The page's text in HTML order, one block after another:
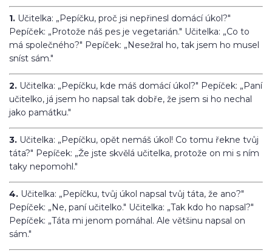
1. Učitelka: „Pepíčku, proč jsi nepřinesl domácí úkol?"
Pepíček: „Protože náš pes je vegetarián." Učitelka: „Co to
má společného?" Pepíček: „Nesežral ho, tak jsem ho musel
sníst sám."
2. Učitelka: „Pepíčku, kde máš domácí úkol?" Pepíček: „Paní
učitelko, já jsem ho napsal tak dobře, že jsem si ho nechal
jako památku."
3. Učitelka: „Pepíčku, opět nemáš úkol! Co tomu řekne tvůj
táta?" Pepíček: „Že jste skvělá učitelka, protože on mi s ním
taky nepomohl."
4. Učitelka: „Pepíčku, tvůj úkol napsal tvůj táta, že ano?"
Pepíček: „Ne, paní učitelko." Učitelka: „Tak kdo ho napsal?"
Pepíček: „Táta mi jenom pomáhal. Ale většinu napsal on
sám."